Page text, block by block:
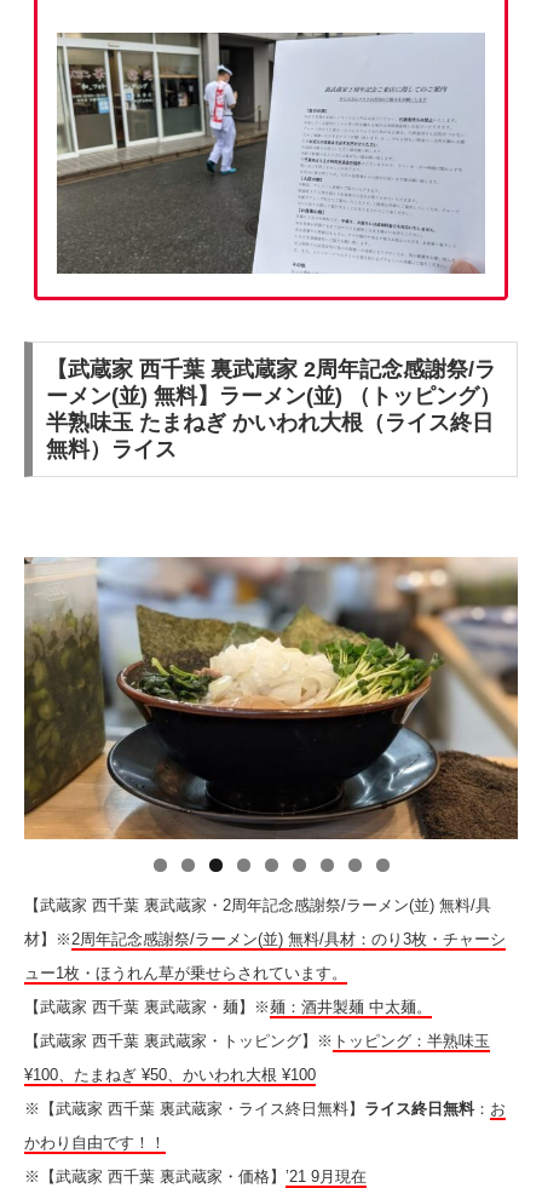
【武蔵家 西千葉 裏武蔵家 2周年記念感謝祭/ラ
ーメン(並) 無料】ラーメン(並) （トッピング）
半熟味玉 たまねぎ かいわれ大根（ライス終日
無料）ライス
【武蔵家 西千葉 裏武蔵家・2周年記念感謝祭/ラーメン(並) 無料/具
材】※2周年記念感謝祭/ラーメン(並) 無料/具材：のり3枚・チャーシ
ュー1枚・ほうれん草が乗せらされています。
【武蔵家 西千葉 裏武蔵家・麺】※麺：酒井製麺 中太麺。
【武蔵家 西千葉 裏武蔵家・トッピング】※ トッピング：半熟味玉
¥100、たまねぎ ¥50、かいわれ大根 ¥100
※【武蔵家 西千葉 裏武蔵家・ライス終日無料】 ライス終日無料： お
かわり自由です！！
※【武蔵家 西千葉 裏武蔵家・価格】 ’21 9月現在